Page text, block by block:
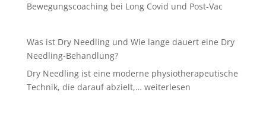
Bewegungscoaching bei Long Covid und Post-Vac
Was ist Dry Needling und Wie lange dauert eine Dry
Needling-Behandlung?
Dry Needling ist eine moderne physiotherapeutische
Technik, die darauf abzielt,… Was
weiterlesen